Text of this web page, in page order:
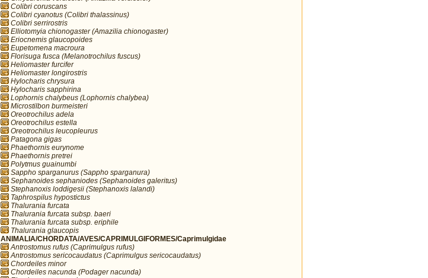
Colibri coruscans
Colibri cyanotus (Colibri thalassinus)
Colibri serrirostris
Elliotomyia chionogaster (Amazilia chionogaster)
Eriocnemis glaucopoides
Eupetomena macroura
Florisuga fusca (Melanotrochilus fuscus)
Heliomaster furcifer
Heliomaster longirostris
Hylocharis chrysura
Hylocharis sapphirina
Lophornis chalybeus (Lophornis chalybea)
Microstilbon burmeisteri
Oreotrochilus adela
Oreotrochilus estella
Oreotrochilus leucopleurus
Patagona gigas
Phaethornis eurynome
Phaethornis pretrei
Polytmus guainumbi
Sappho sparganurus (Sappho sparganura)
Sephanoides sephaniodes (Sephanoides galeritus)
Stephanoxis loddigesii (Stephanoxis lalandi)
Taphrospilus hypostictus
Thalurania furcata
Thalurania furcata subsp. baeri
Thalurania furcata subsp. eriphile
Thalurania glaucopis
ANIMALIA/CHORDATA/AVES/CAPRIMULGIFORMES/Caprimulgidae
Antrostomus rufus (Caprimulgus rufus)
Antrostomus sericocaudatus (Caprimulgus sericocaudatus)
Chordeiles minor
Chordeiles nacunda (Podager nacunda)